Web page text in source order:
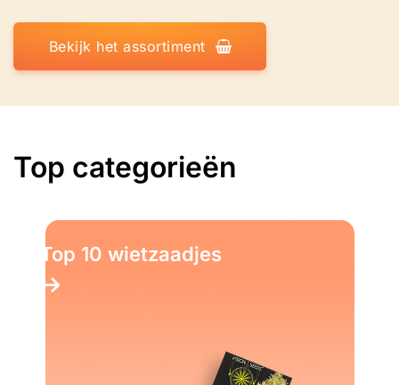
Bekijk het assortiment
Top categorieën